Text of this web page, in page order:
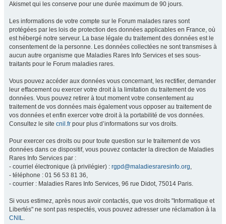
Akismet qui les conserve pour une durée maximum de 90 jours.
Les informations de votre compte sur le Forum malades rares sont
protégées par les lois de protection des données applicables en France, où
est hébergé notre serveur. La base légale du traitement des données est le
consentement de la personne. Les données collectées ne sont transmises à
aucun autre organisme que Maladies Rares Info Services et ses sous-
traitants pour le Forum maladies rares.
Vous pouvez accéder aux données vous concernant, les rectifier, demander
leur effacement ou exercer votre droit à la limitation du traitement de vos
données. Vous pouvez retirer à tout moment votre consentement au
traitement de vos données mais également vous opposer au traitement de
vos données et enfin exercer votre droit à la portabilité de vos données.
Consultez le site cnil.fr pour plus d’informations sur vos droits.
Pour exercer ces droits ou pour toute question sur le traitement de vos
données dans ce dispositif, vous pouvez contacter la direction de Maladies
Rares Info Services par :
- courriel électronique (à privilégier) : rgpd@maladiesraresinfo.org,
- téléphone : 01 56 53 81 36,
- courrier : Maladies Rares Info Services, 96 rue Didot, 75014 Paris.
Si vous estimez, après nous avoir contactés, que vos droits "Informatique et
Libertés" ne sont pas respectés, vous pouvez adresser une réclamation à la
CNIL.